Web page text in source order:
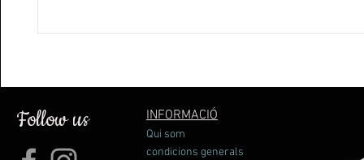
Follow us INFORMACIÓ
Qui som
condicions generals